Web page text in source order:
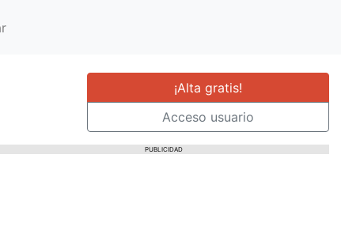
¡Alta gratis!
Acceso usuario
PUBLICIDAD